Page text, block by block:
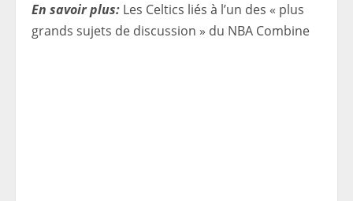
En savoir plus: Les Celtics liés à l’un des « plus
grands sujets de discussion » du NBA Combine